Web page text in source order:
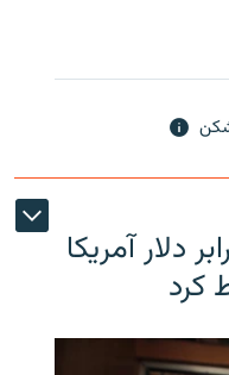
دلار آمریکا